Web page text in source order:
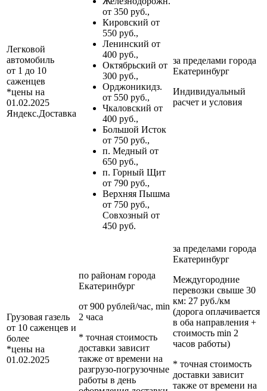
Легковой
автомобиль
от 1 до 10
саженцев
*цены на
01.02.2025
Яндекс.Доставка
от 350 руб.,
Кировский от
550 руб.,
Ленинский от
400 руб.,
Октябрьский от
300 руб.,
Орджоникидз.
от 550 руб.,
Чкаловский от
400 руб.,
Большой Исток
от 750 руб.,
п. Медный от
650 руб.,
п. Горный Щит
от 790 руб.,
Верхняя Пышма
от 750 руб.,
Совхозный от
450 руб.
за пределами города
Екатеринбург
Индивидуальный
расчет и условия
Грузовая газель
от 10 саженцев и
более
*цены на
01.02.2025
по районам города
Екатеринбург
от 900 рублей/час, min
2 часа
* точная стоимость
доставки зависит
также от времени на
разгрузо-погрузочные
работы в день
за пределами города
Екатеринбург
Междугородние
перевозки свыше 30
км: 27 руб./км
(дорога оплачивается
в оба направления +
стоимость min 2
часов работы)
* точная стоимость
доставки зависит
также от времени на